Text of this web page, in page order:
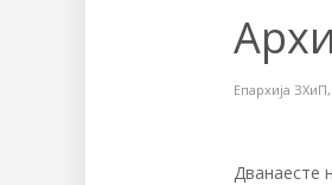
Епархија ЗХиП,
Дванаесте